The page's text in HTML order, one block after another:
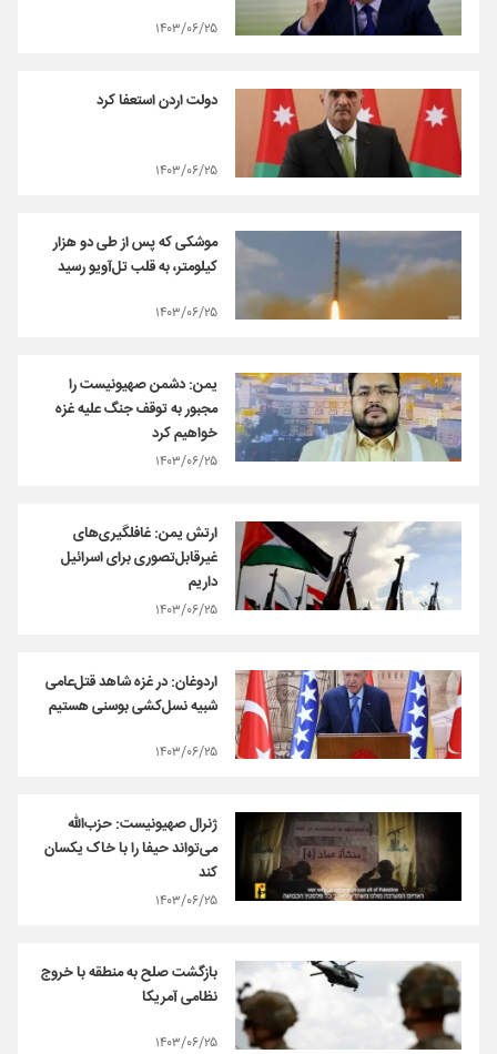
۱۴۰۳/۰۶/۲۵
دولت اردن استعفا کرد
۱۴۰۳/۰۶/۲۵
موشکی که پس از طی دو هزار
کیلومتر، به قلب تل‌آویو رسید
۱۴۰۳/۰۶/۲۵
یمن: دشمن صهیونیست را
مجبور به توقف جنگ علیه غزه
خواهیم کرد
۱۴۰۳/۰۶/۲۵
ارتش یمن: غافلگیری‌های
غیرقابل‌تصوری برای اسرائیل
داریم
۱۴۰۳/۰۶/۲۵
اردوغان: در غزه شاهد قتل‌عامی
شبیه نسل‌کشی بوسنی هستیم
۱۴۰۳/۰۶/۲۵
ژنرال صهیونیست: حزب‌الله
می‌تواند حیفا را با خاک یکسان
کند
۱۴۰۳/۰۶/۲۵
بازگشت صلح به منطقه با خروج
نظامی آمریکا
۱۴۰۳/۰۶/۲۵